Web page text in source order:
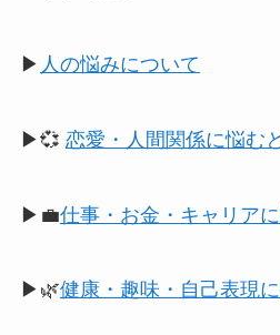
▶ 人の悩みについて
▶💞 恋愛・人間関係に悩む
▶💼仕事・お金・キャリア
▶🌿健康・趣味・自己表現